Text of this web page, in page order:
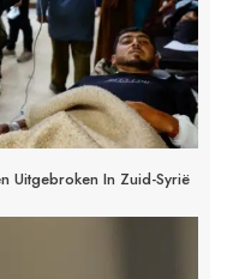
Uitgebroken In Zuid-Syrië